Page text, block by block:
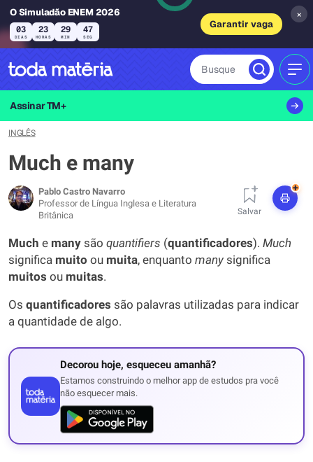
O Simuladão ENEM 2026
03
DIAS
23
HORAS
29
MIN
45
SEG
Garantir vaga
×
Busque
Assinar TM+
INGLÊS
Much e many
Pablo Castro Navarro
Professor de Língua Inglesa e Literatura
Britânica
Salvar
+
Much e many são quantifiers (quantificadores). Much
significa muito ou muita, enquanto many significa
muitos ou muitas.
Os quantificadores são palavras utilizadas para indicar
a quantidade de algo.
Decorou hoje, esqueceu amanhã?
Estamos construindo o melhor app de estudos pra você
não esquecer mais.